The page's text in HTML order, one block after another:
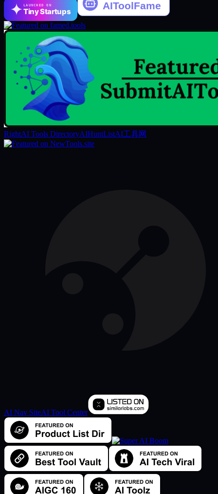
LAUNCHED ON
Tiny Startups
RightAI Tools DirectoryAIHuntListAI工具网
AI Nav SiteAI Tool Center